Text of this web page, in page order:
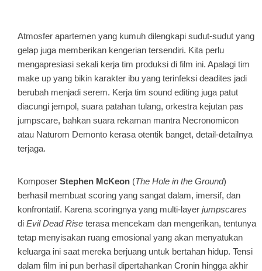
Atmosfer apartemen yang kumuh dilengkapi sudut-sudut yang
gelap juga memberikan kengerian tersendiri. Kita perlu
mengapresiasi sekali kerja tim produksi di film ini. Apalagi tim
make up yang bikin karakter ibu yang terinfeksi deadites jadi
berubah menjadi serem. Kerja tim sound editing juga patut
diacungi jempol, suara patahan tulang, orkestra kejutan pas
jumpscare, bahkan suara rekaman mantra Necronomicon
atau Naturom Demonto kerasa otentik banget, detail-detailnya
terjaga.
Komposer Stephen McKeon (The Hole in the Ground)
berhasil membuat scoring yang sangat dalam, imersif, dan
konfrontatif. Karena scoringnya yang multi-layer jumpscares
di Evil Dead Rise terasa mencekam dan mengerikan, tentunya
tetap menyisakan ruang emosional yang akan menyatukan
keluarga ini saat mereka berjuang untuk bertahan hidup. Tensi
dalam film ini pun berhasil dipertahankan Cronin hingga akhir